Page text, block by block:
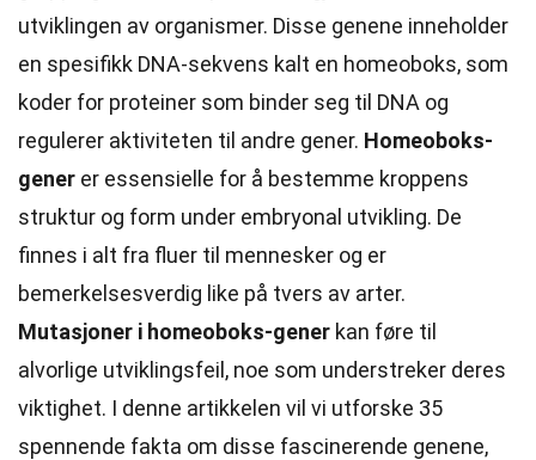
utviklingen av organismer. Disse genene inneholder
en spesifikk DNA-sekvens kalt en homeoboks, som
koder for proteiner som binder seg til DNA og
regulerer aktiviteten til andre gener. Homeoboks-
gener er essensielle for å bestemme kroppens
struktur og form under embryonal utvikling. De
finnes i alt fra fluer til mennesker og er
bemerkelsesverdig like på tvers av arter.
Mutasjoner i homeoboks-gener kan føre til
alvorlige utviklingsfeil, noe som understreker deres
viktighet. I denne artikkelen vil vi utforske 35
spennende fakta om disse fascinerende genene,